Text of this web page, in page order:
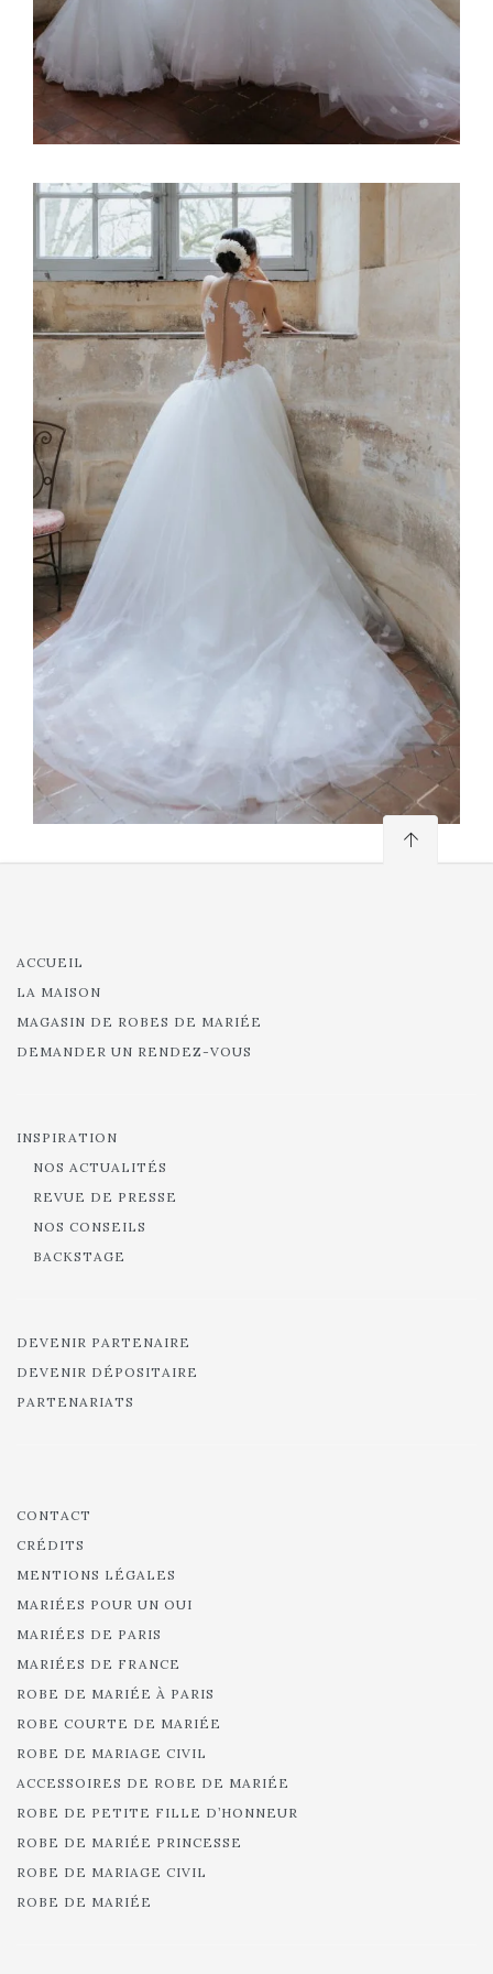
ACCUEIL
LA MAISON
MAGASIN DE ROBES DE MARIÉE
DEMANDER UN RENDEZ-VOUS
INSPIRATION
NOS ACTUALITÉS
REVUE DE PRESSE
NOS CONSEILS
BACKSTAGE
DEVENIR PARTENAIRE
DEVENIR DÉPOSITAIRE
PARTENARIATS
CONTACT
CRÉDITS
MENTIONS LÉGALES
MARIÉES POUR UN OUI
MARIÉES DE PARIS
MARIÉES DE FRANCE
ROBE DE MARIÉE À PARIS
ROBE COURTE DE MARIÉE
ROBE DE MARIAGE CIVIL
ACCESSOIRES DE ROBE DE MARIÉE
ROBE DE PETITE FILLE D’HONNEUR
ROBE DE MARIÉE PRINCESSE
ROBE DE MARIAGE CIVIL
ROBE DE MARIÉE